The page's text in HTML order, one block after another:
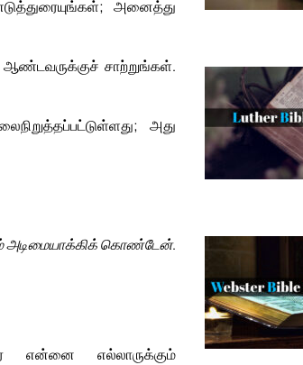
அனைத்து
சாற்றுங்கள்.
அது
அடிமையாக்கிக் கொண்டேன்.
என்னை எல்லாருக்கும்